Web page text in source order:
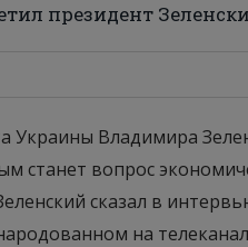
президент
Украины Владимира
станет вопрос
сказал в
на